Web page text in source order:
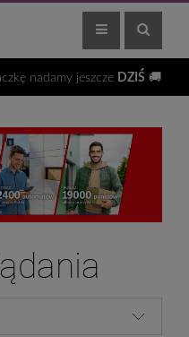
nadamy jeszcze DZIŚ 🚚